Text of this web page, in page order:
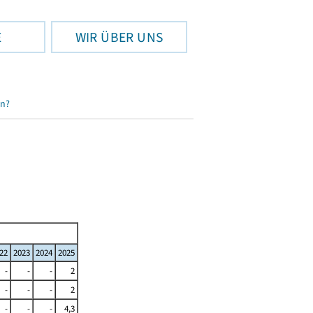
WIR ÜBER UNS
2023 2024 2025
- - -
2
- - -
2
- - -
4,3